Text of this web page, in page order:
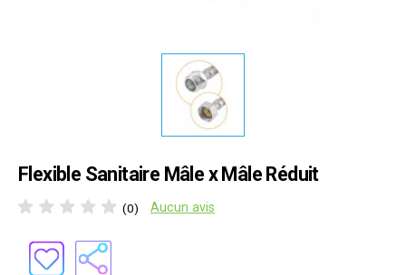
Flexible Sanitaire Mâle x Mâle Réduit
(0) Aucun avis